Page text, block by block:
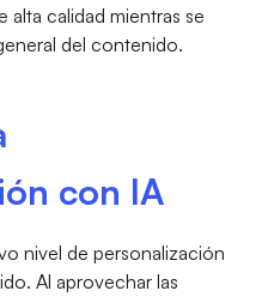
calidad mientras se
del contenido.
con IA
nivel de personalización
Al aprovechar las